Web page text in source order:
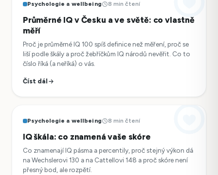
Psychologie a wellbeing 8 min čtení
Průměrné IQ v Česku a ve světě: co vlastně
měří
Proč je průměrné IQ 100 spíš definice než měření, proč se
liší podle škály a proč žebříčkům IQ národů nevěřit. Co to
číslo říká (a neříká) o vás.
Číst dál
Psychologie a wellbeing 8 min čtení
IQ škála: co znamená vaše skóre
Co znamenají IQ pásma a percentily, proč stejný výkon dá
na Wechslerovi 130 a na Cattellovi 148 a proč skóre není
přesný bod, ale rozpětí.